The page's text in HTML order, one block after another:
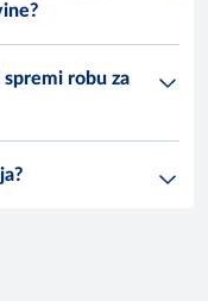
robu za